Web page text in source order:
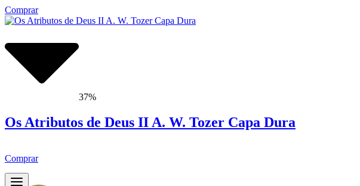
Comprar
37%
Os Atributos de Deus II A. W. Tozer Capa Dura
Comprar